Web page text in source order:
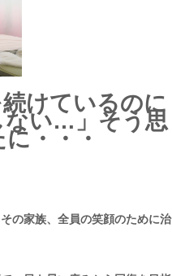
続けているのに
ない…」そう思
・・・
の家族、全員の笑顔のために治